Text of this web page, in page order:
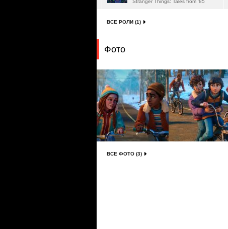
Stranger Things: Tales from '85
ВСЕ РОЛИ (1)
Фото
ВСЕ ФОТО (3)